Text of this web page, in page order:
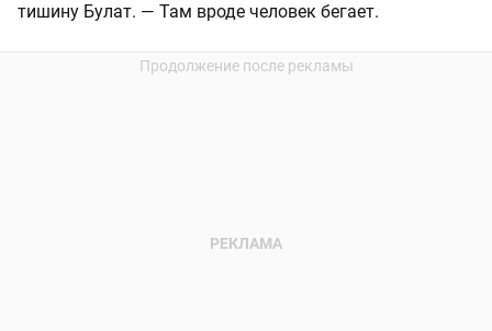
тишину Булат. — Там вроде человек бегает.